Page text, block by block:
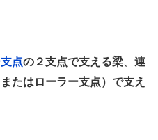
点の２支点で支える梁
連
たはローラー支点）で支え